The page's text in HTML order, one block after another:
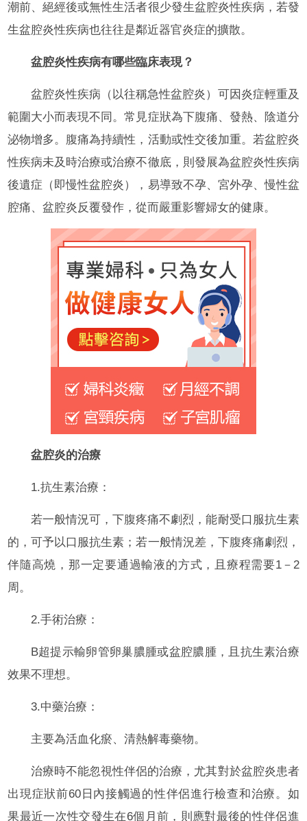
潮前、絕經後或無性生活者很少發生盆腔炎性疾病，若發
生盆腔炎性疾病也往往是鄰近器官炎症的擴散。
盆腔炎性疾病有哪些臨床表現？
盆腔炎性疾病（以往稱急性盆腔炎）可因炎症輕重及
範圍大小而表現不同。常見症狀為下腹痛、發熱、陰道分
泌物增多。腹痛為持續性，活動或性交後加重。若盆腔炎
性疾病未及時治療或治療不徹底，則發展為盆腔炎性疾病
後遺症（即慢性盆腔炎），易導致不孕、宮外孕、慢性盆
腔痛、盆腔炎反覆發作，從而嚴重影響婦女的健康。
盆腔炎的治療
1.抗生素治療：
若一般情況可，下腹疼痛不劇烈，能耐受口服抗生素
的，可予以口服抗生素；若一般情況差，下腹疼痛劇烈，
伴隨高燒，那一定要通過輸液的方式，且療程需要1－2
周。
2.手術治療：
B超提示輸卵管卵巢膿腫或盆腔膿腫，且抗生素治療
效果不理想。
3.中藥治療：
主要為活血化瘀、清熱解毒藥物。
治療時不能忽視性伴侶的治療，尤其對於盆腔炎患者
出現症狀前60日內接觸過的性伴侶進行檢查和治療。如
果最近一次性交發生在6個月前，則應對最後的性伴侶進